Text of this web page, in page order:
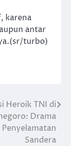
karena
antar
turbo)
Heroik TNI di
Drama
Penyelamatan
Sandera